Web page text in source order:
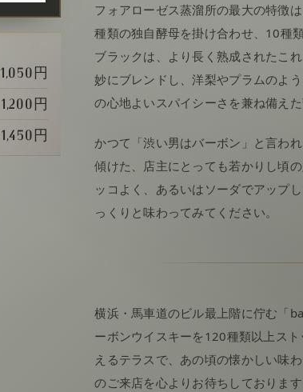
1,050円
1,200円
1,450円
フォアローゼス蒸溜所の最大の特徴
種類の独自酵母を掛け合わせ、10種
ブラックは、より長く熟成されたこ
妙にブレンドし、洋梨やプラムのよ
の心地よいスパイシーさを兼ね備え
かつて「渋い男はバーボン」と言わ
傾けた、店主にとっても若かりし頃
ッコよく、あるいはソーダでアップ
っくりと味わってみてください。
横浜・馬車道のビル最上階に佇む「
ーボンウイスキーを120種類以上ス
えるテラスで、あの頃の懐かしい味
のご来店を心よりお待ちしております